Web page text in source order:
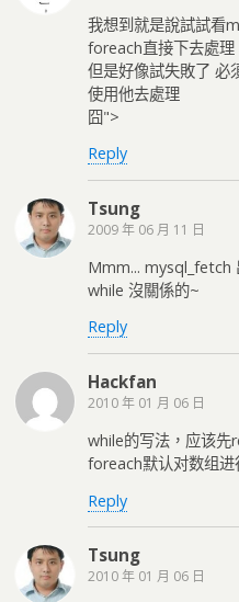
我想到就是說試試看
foreach直接下去處理
但是好像試失敗了 必
使用他去處理
囧">
Reply
Tsung
2009 年 06 月 11 日
Mmm... mysql_fetch
while 沒關係的~
Reply
Hackfan
2010 年 01 月 06 日
while的写法，应该先
foreach默认对数组
Reply
Tsung
2010 年 01 月 06 日